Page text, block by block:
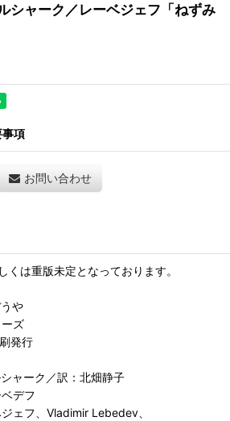
シャーク／レーベジェフ「ねずみ
項
お問い合わせ
くは重版未定となっております。
や
ズ
発行
ャーク／訳：北畑静子
デフ
ェフ、Vladimir Lebedev、